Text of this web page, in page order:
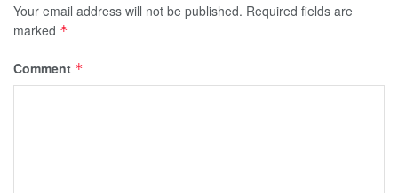
Your email address will not be published. Required fields are
marked *
Comment *